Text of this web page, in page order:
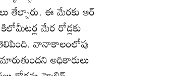
తేల్చారు. ఈ మేరకు ఆర్‌
మేర రోడ్లకు
వానాకాలంలోపు
అధికారులు